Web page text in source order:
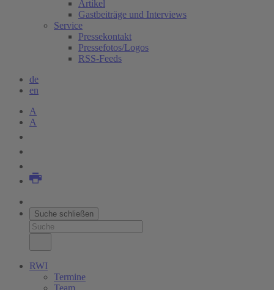
Artikel
Gastbeiträge und Interviews
Service
Pressekontakt
Pressefotos/Logos
RSS-Feeds
de
en
A
A
Suche schließen
RWI
Termine
Team